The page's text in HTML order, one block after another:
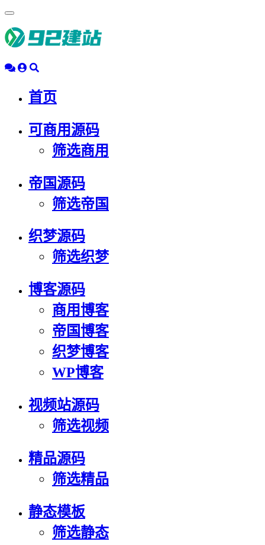
动
导
首页
可商用源码
筛选商用
帝国源码
筛选帝国
织梦源码
筛选织梦
博客源码
商用博客
帝国博客
织梦博客
WP博客
视频站源码
筛选视频
精品源码
筛选精品
静态模板
筛选静态